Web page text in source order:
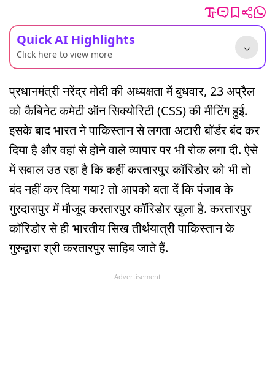
Quick AI Highlights
Click here to view more
प्रधानमंत्री नरेंद्र मोदी की अध्यक्षता में बुधवार, 23 अप्रैल
को कैबिनेट कमेटी ऑन सिक्योरिटी (CSS) की मीटिंग हुई.
इसके बाद भारत ने पाकिस्तान से लगता अटारी बॉर्डर बंद कर
दिया है और वहां से होने वाले व्यापार पर भी रोक लगा दी. ऐसे
में सवाल उठ रहा है कि कहीं करतारपुर कॉरिडोर को भी तो
बंद नहीं कर दिया गया? तो आपको बता दें कि पंजाब के
गुरदासपुर में मौजूद करतारपुर कॉरिडोर खुला है. करतारपुर
कॉरिडोर से ही भारतीय सिख तीर्थयात्री पाकिस्तान के
गुरुद्वारा श्री करतारपुर साहिब जाते हैं.
Advertisement